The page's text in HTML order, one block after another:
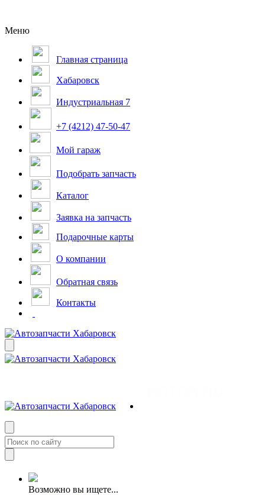
Меню
Главная страница
Хабаровск
Индустриальная 7
+7 (4212) 47-50-47
Мой гараж
Подобрать запчасть
Каталог
Заявка на запчасть
Подарочные карты
О компании
Обратная связь
Контакты
Возможно вы ищете...